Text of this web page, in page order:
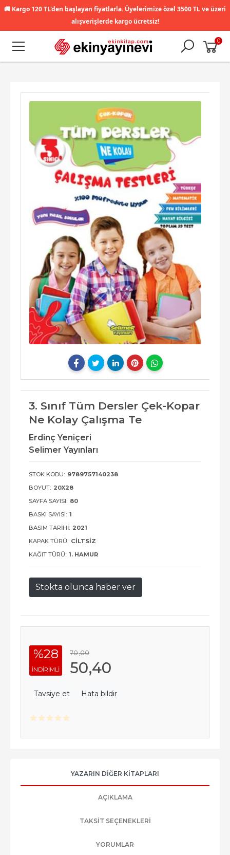
🚚 Kargo 120 TL'den başlayan fiyatlarla. Üyelerimize özel 3500 TL ve üzeri
alışverişlerde kargo ücretsiz!
0
3. Sınıf Tüm Dersler Çek-Kopar
Ne Kolay Çalışma Te
Erdinç Yeniçeri
Selimer Yayınları
STOK KODU: 9789757140238
BOYUT: 20X28
SAYFA SAYISI: 80
BASKI SAYISI: 1
BASIM TARIHI: 2021
KAPAK TÜRÜ: CILTSIZ
KAĞIT TÜRÜ: 1. HAMUR
Stokta olunca haber ver
%28
INDIRIMLI
70,00
50,40
Tavsiye et Hata bildir
YAZARIN DIĞER KITAPLARI
AÇIKLAMA
TAKSIT SEÇENEKLERI
YORUMLAR